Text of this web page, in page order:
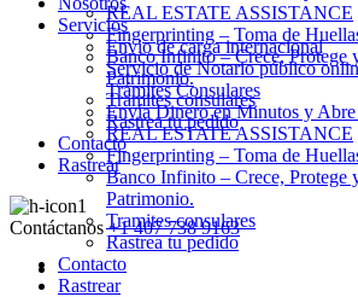
REAL ESTATE ASSISTANCE
Fingerprinting – Toma de
Banco Infinito – Crece, Protege
Patrimonio.
Tramites consulares
Rastrea tu pedido
Contacto
Rastrear
Contáctanos +1 407 738 9163
Servicios
Envio de carga internacional
Servicio de Notario público
Trámites Consulares
Envía Dinero en Minutos y
REAL ESTATE ASSISTANCE
Fingerprinting – Toma de
Banco Infinito – Crece, Protege
Patrimonio.
Tramites consulares
Rastrea tu pedido
Contacto
Rastrear